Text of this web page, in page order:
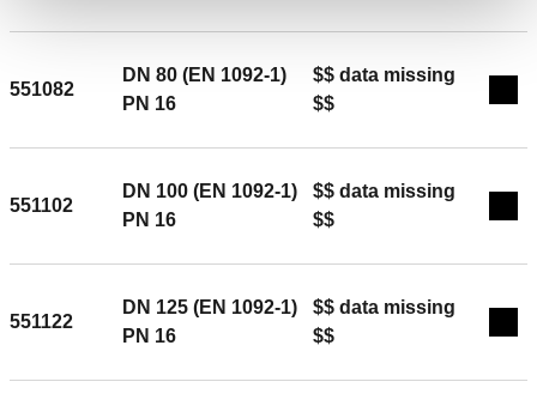
551082
DN 80 (EN 1092-1)
PN 16
$$ data missing
$$
551102
DN 100 (EN 1092-1)
PN 16
$$ data missing
$$
551122
DN 125 (EN 1092-1)
PN 16
$$ data missing
$$